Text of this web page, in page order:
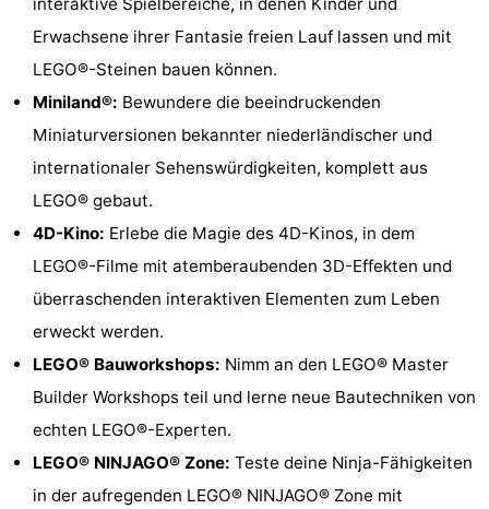
Spielplätze
Natur
Sport
Radfahren
Golfplatze
-
Sportangeln
Shoppen
Erwachsene ihrer Fantasie freien Lauf lassen und mit
LEGO®-Steinen bauen können.
Miniland®: Bewundere die beeindruckenden
Miniaturversionen bekannter niederländischer und
internationaler Sehenswürdigkeiten, komplett aus
LEGO® gebaut.
4D-Kino: Erlebe die Magie des 4D-Kinos, in dem
LEGO®-Filme mit atemberaubenden 3D-Effekten und
überraschenden interaktiven Elementen zum Leben
erweckt werden.
LEGO® Bauworkshops: Nimm an den LEGO® Master
Builder Workshops teil und lerne neue Bautechniken von
echten LEGO®-Experten.
LEGO® NINJAGO® Zone: Teste deine Ninja-Fähigkeiten
in der aufregenden LEGO® NINJAGO® Zone mit